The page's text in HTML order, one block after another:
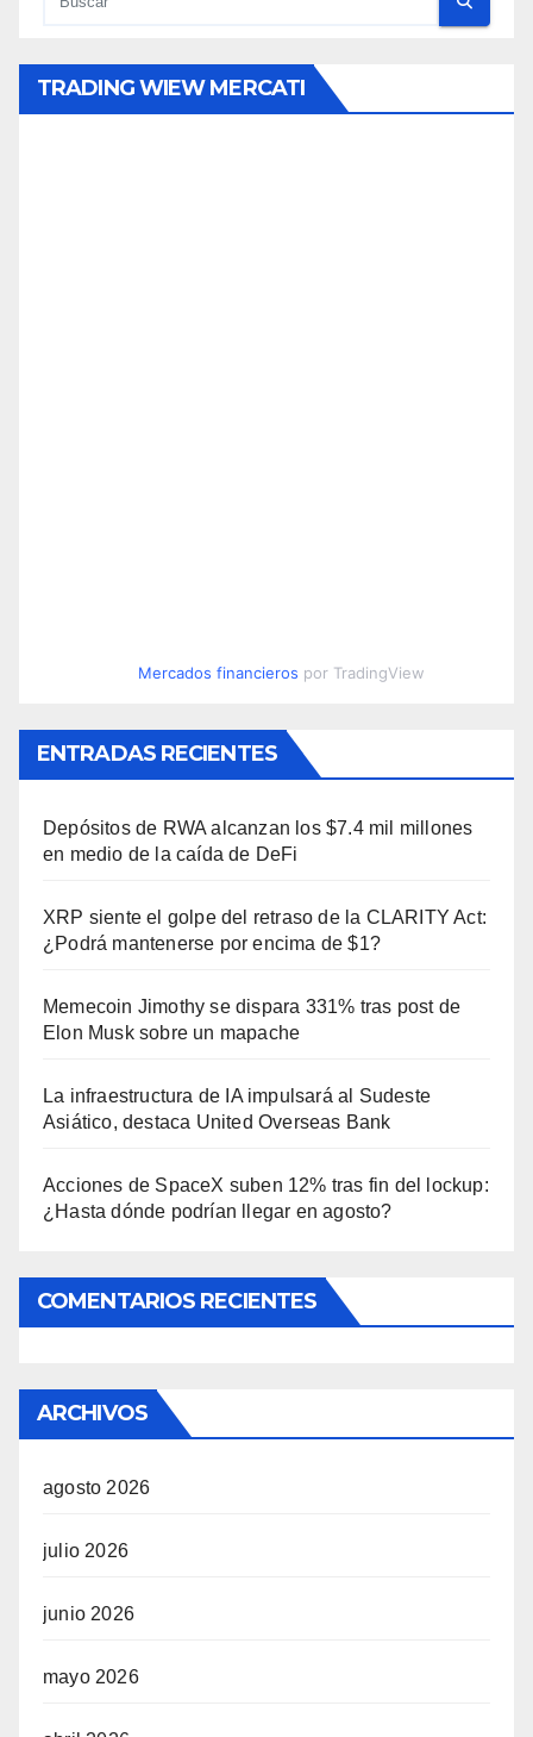
TRADING WIEW MERCATI
Mercados financieros por TradingView
ENTRADAS RECIENTES
Depósitos de RWA alcanzan los $7.4 mil millones
en medio de la caída de DeFi
XRP siente el golpe del retraso de la CLARITY Act:
¿Podrá mantenerse por encima de $1?
Memecoin Jimothy se dispara 331% tras post de
Elon Musk sobre un mapache
La infraestructura de IA impulsará al Sudeste
Asiático, destaca United Overseas Bank
Acciones de SpaceX suben 12% tras fin del lockup:
¿Hasta dónde podrían llegar en agosto?
COMENTARIOS RECIENTES
ARCHIVOS
agosto 2026
julio 2026
junio 2026
mayo 2026